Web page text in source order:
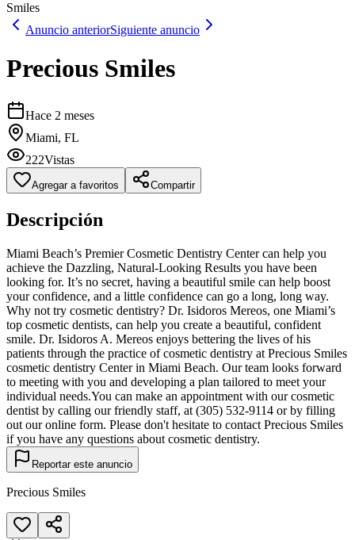
Smiles
Anuncio anteriorSiguiente anuncio
Precious Smiles
Hace 2 meses
Miami, FL
222Vistas
Agregar a favoritos Compartir
Descripción
Miami Beach’s Premier Cosmetic Dentistry Center can help you
achieve the Dazzling, Natural-Looking Results you have been
looking for. It’s no secret, having a beautiful smile can help boost
your confidence, and a little confidence can go a long, long way.
Why not try cosmetic dentistry? Dr. Isidoros Mereos, one Miami’s
top cosmetic dentists, can help you create a beautiful, confident
smile. Dr. Isidoros A. Mereos enjoys bettering the lives of his
patients through the practice of cosmetic dentistry at Precious Smiles
cosmetic dentistry Center in Miami Beach. Our team looks forward
to meeting with you and developing a plan tailored to meet your
individual needs.You can make an appointment with our cosmetic
dentist by calling our friendly staff, at (305) 532-9114 or by filling
out our online form. Please don't hesitate to contact Precious Smiles
if you have any questions about cosmetic dentistry.
Reportar este anuncio
Precious Smiles